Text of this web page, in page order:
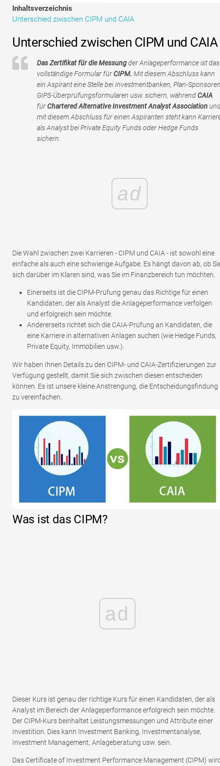
Tutorials zur Finanzmodellierung
Inhaltsverzeichnis
Unterschied zwischen CIPM und CAIA
Unterschied zwischen CIPM und CAIA
Das Zertifikat für die Messungder Anlageperformance ist das
vollständige Formular fürCIPM. Mit diesem Abschluss kann
ein Aspirant eine Stelle bei Investmentbanken, Plan-
GIPS-Überprüfungsformularen usw. sichern, währendCAIA
fürChartered Alternative Investment Analyst Association
mit diesem Abschluss für einen Aspiranten steht kann
als Analyst bei Private Equity Funds oder Hedge Funds
sichern.
ad
Die Wahl zwischen zwei Karrieren - CIPM und CAIA - ist sowohl eine
einfache als auch eine schwierige Aufgabe. Es hängt davon ab, ob
sich darüber im Klaren sind, was Sie im Finanzbereich tun möchten.
Einerseits ist die CIPM-Prüfung genau das Richtige für einen
Kandidaten, der als Analyst die Anlageperformance verfolgen
und erfolgreich sein möchte.
Andererseits richtet sich die CAIA-Prüfung an Kandidaten, die
eine Karriere in alternativen Anlagen suchen (wie Hedge Funds,
Private Equity, Immobilien usw.).
Wir haben Ihnen Details zu den CIPM- und CAIA-Zertifizierungen zur
Verfügung gestellt, damit Sie sich zwischen diesen entscheiden
können. Es ist unsere kleine Anstrengung, die Entscheidungsfindung
zu vereinfachen.
Was ist das CIPM?
ad
Dieser Kurs ist genau der richtige Kurs für einen Kandidaten, der als
Analyst im Bereich der Anlageperformance erfolgreich sein möchte.
Der CIPM-Kurs beinhaltet Leistungsmessungen und Attribute einer
Investition. Dies kann Investment Banking, Investmentanalyse,
Investment Management, Anlageberatung usw. sein.
Das Certificate of Investment Performance Management (CIPM)